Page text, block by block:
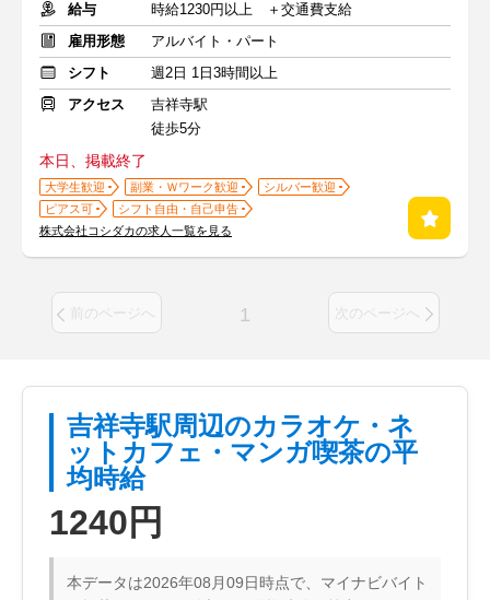
給与
時給1230円以上 ＋交通費支給
雇用形態
アルバイト・パート
シフト
週2日 1日3時間以上
アクセス
吉祥寺駅
徒歩5分
本日、掲載終了
大学生歓迎 副業・Ｗワーク歓迎
シルバー歓迎
ピアス可
シフト自由・自己申告
株式会社コシダカの求人一覧を見る
前のページへ 1 次のページへ
吉祥寺駅周辺のカラオケ・ネ
ットカフェ・マンガ喫茶の平
均時給
1240円
本データは2026年08月09日時点で、マイナビバイト